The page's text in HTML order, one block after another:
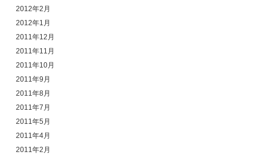
2012年2月
2012年1月
2011年12月
2011年11月
2011年10月
2011年9月
2011年8月
2011年7月
2011年5月
2011年4月
2011年2月